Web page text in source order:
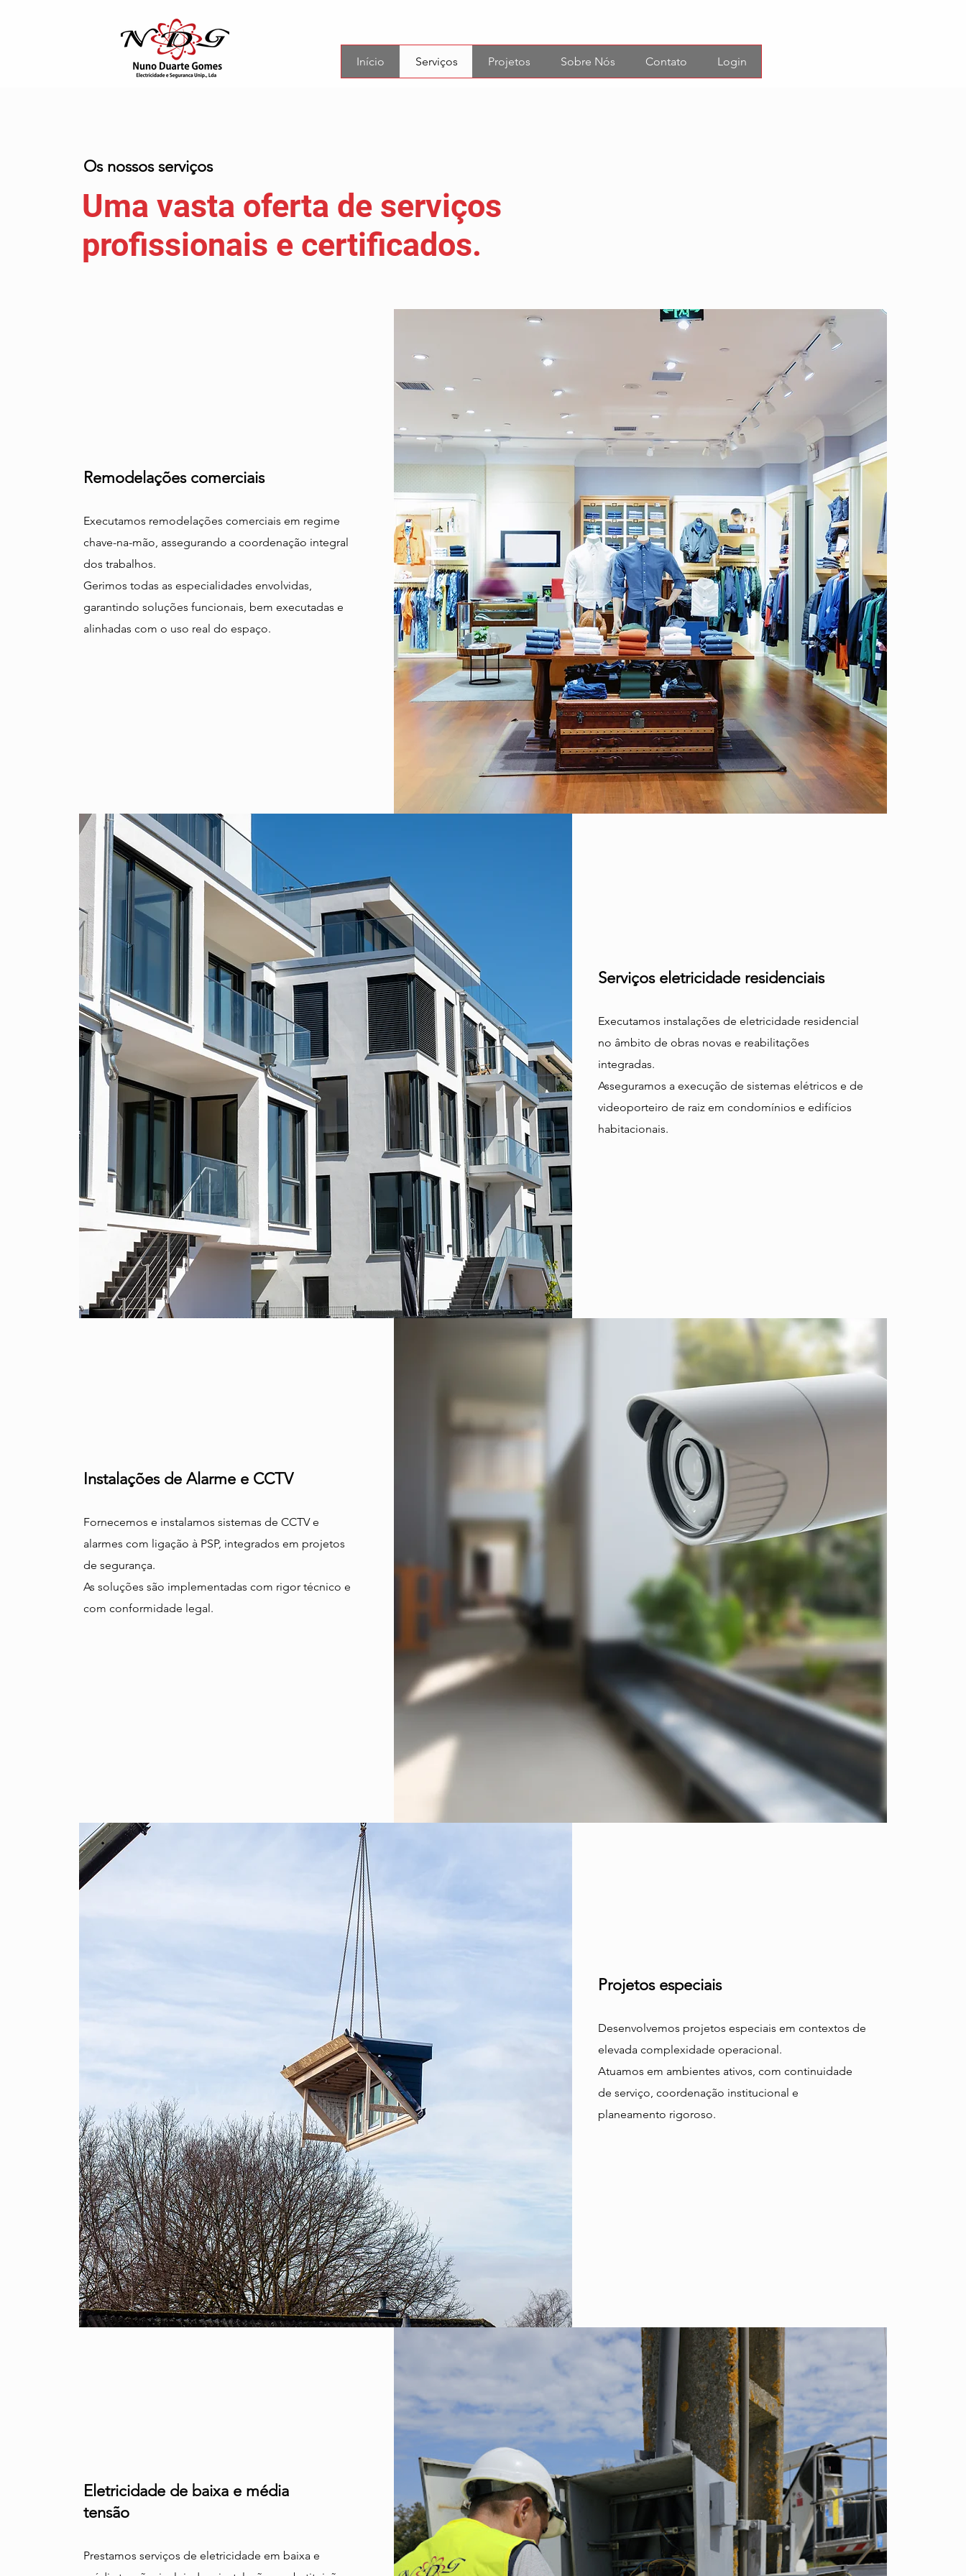
Início Serviços Projetos Sobre Nós Contato Login
Os nossos serviços
Uma vasta oferta de serviços
profissionais e certificados.
Remodelações comerciais
Executamos remodelações comerciais em regime
chave-na-mão, assegurando a coordenação integral
dos trabalhos.
Gerimos todas as especialidades envolvidas,
garantindo soluções funcionais, bem executadas e
alinhadas com o uso real do espaço.
Serviços eletricidade residenciais
Executamos instalações de eletricidade residencial
no âmbito de obras novas e reabilitações
integradas.
Asseguramos a execução de sistemas elétricos e de
videoporteiro de raiz em condomínios e edifícios
habitacionais.
Instalações de Alarme e CCTV
Fornecemos e instalamos sistemas de CCTV e
alarmes com ligação à PSP, integrados em projetos
de segurança.
As soluções são implementadas com rigor técnico e
com conformidade legal.
Projetos especiais
Desenvolvemos projetos especiais em contextos de
elevada complexidade operacional.
Atuamos em ambientes ativos, com continuidade
de serviço, coordenação institucional e
planeamento rigoroso.
Eletricidade de baixa e média
tensão
Prestamos serviços de eletricidade em baixa e